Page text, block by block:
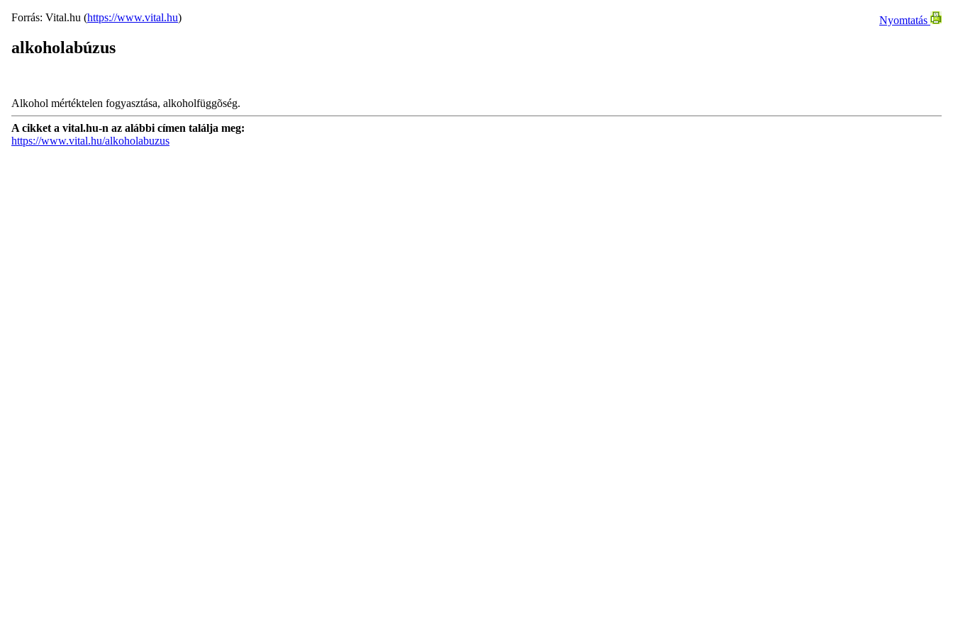
Nyomtatás
Forrás: Vital.hu (https://www.vital.hu)
alkoholabúzus
Alkohol mértéktelen fogyasztása, alkoholfüggõség.
A cikket a vital.hu-n az alábbi címen találja meg:
https://www.vital.hu/alkoholabuzus